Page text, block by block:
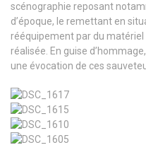
scénographie reposant
d’époque, le remettant en
rééquipement par du
réalisée. En guise
une évocation de ces